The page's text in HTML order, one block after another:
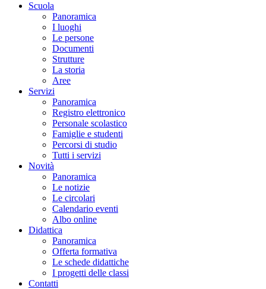
Scuola
Panoramica
I luoghi
Le persone
Documenti
Strutture
La storia
Aree
Servizi
Panoramica
Registro elettronico
Personale scolastico
Famiglie e studenti
Percorsi di studio
Tutti i servizi
Novità
Panoramica
Le notizie
Le circolari
Calendario eventi
Albo online
Didattica
Panoramica
Offerta formativa
Le schede didattiche
I progetti delle classi
Contatti